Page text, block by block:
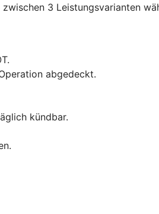
3 Leistungsvarianten
abgedeckt.
kündbar.